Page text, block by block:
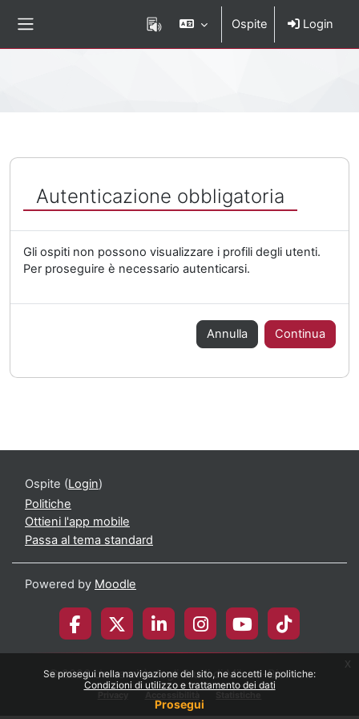
Se prosegui nella navigazione del sito, ne accetti le politiche:
Condizioni di utilizzo e trattamento dei dati
Prosegui
x
Ospite Login
Autenticazione obbligatoria
Gli ospiti non possono visualizzare i profili degli utenti.
Per proseguire è necessario autenticarsi.
Annulla Continua
Ospite (Login)
Politiche
Ottieni l'app mobile
Passa al tema standard
Powered by Moodle
© 2026 Università degli Studi di Milano-Bicocca